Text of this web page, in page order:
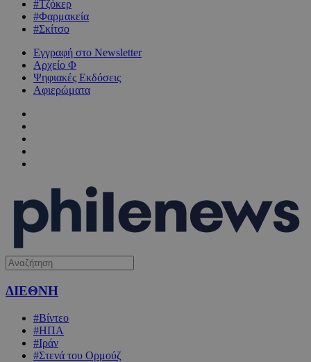
#Τζόκερ
#Φαρμακεία
#Σκίτσο
Εγγραφή στο Newsletter
Αρχείο Φ
Ψηφιακές Εκδόσεις
Αφιερώματα
ΔΙΕΘΝΗ
#Βίντεο
#ΗΠΑ
#Ιράν
#Στενά του Ορμούζ